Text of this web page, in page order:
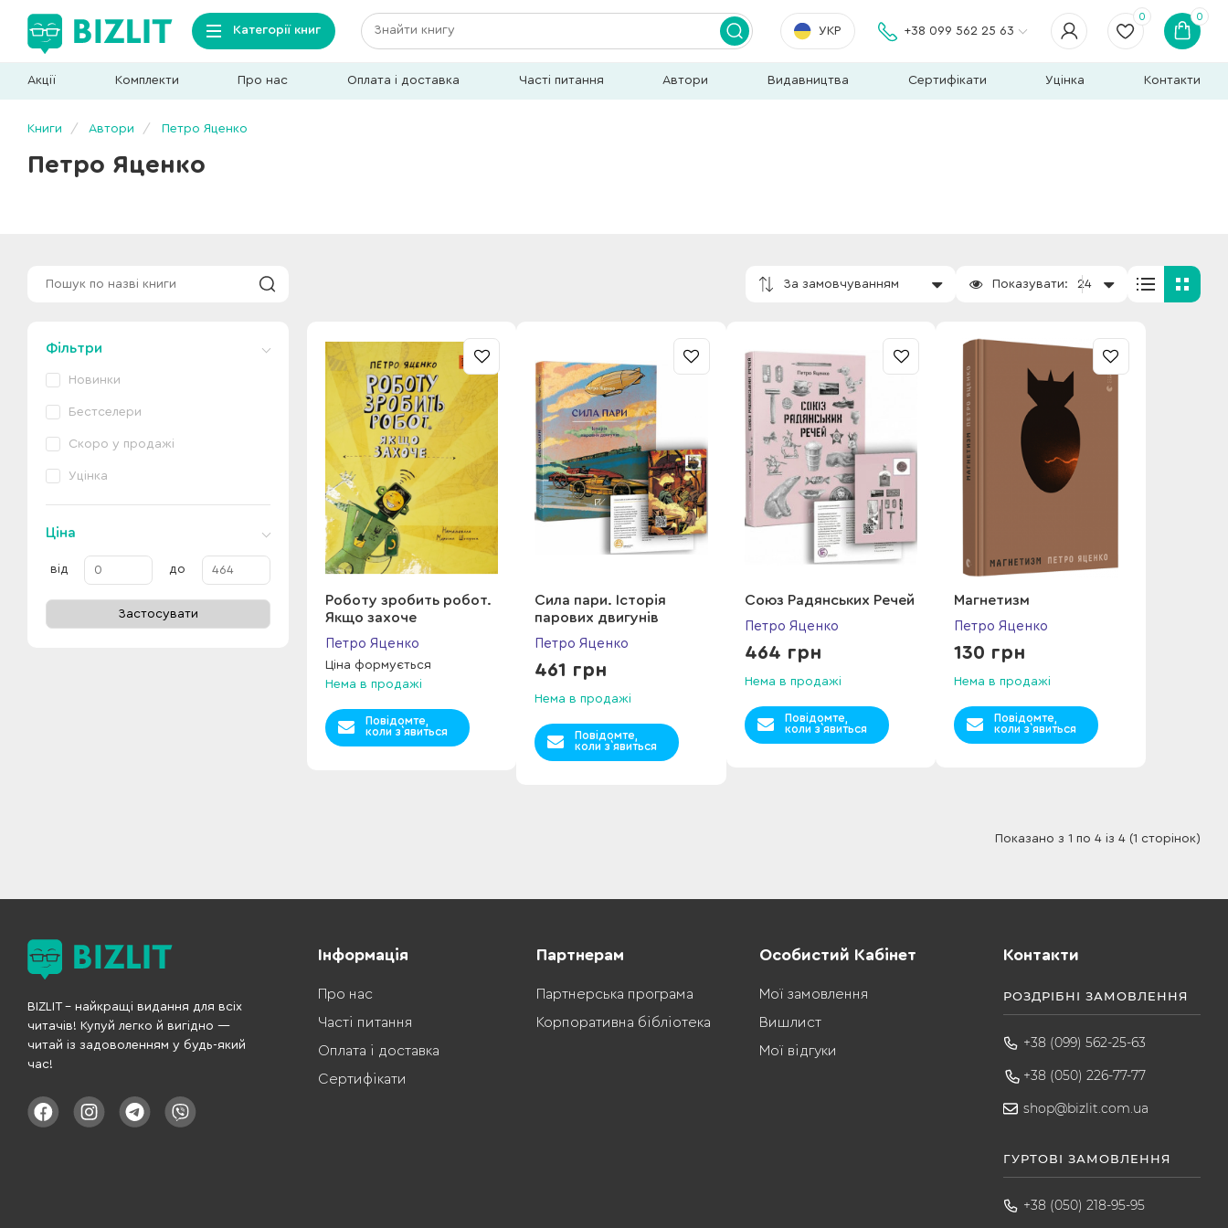
Категорії книг УКР +38 099 562 25 63
0 0
Акції Комплекти Про нас Оплата і доставка Часті питання Автори Видавництва Сертифікати Уцінка Контакти
Книги Автори Петро Яценко
Петро Яценко
За замовчуванням Показувати: 24
Фільтри
Новинки
Бестселери
Скоро у продажі
Уцінка
Ціна
від до
Застосувати
Роботу зробить робот.
Якщо захоче
Петро Яценко
Ціна формується
Нема в продажі
Повідомте,
коли з`явиться
Сила пари. Історія
парових двигунів
Петро Яценко
461 грн
Нема в продажі
Повідомте,
коли з`явиться
Союз Рaдянських Речей
Петро Яценко
464 грн
Нема в продажі
Повідомте,
коли з`явиться
Магнетизм
Петро Яценко
130 грн
Нема в продажі
Повідомте,
коли з`явиться
Показано з 1 по 4 із 4 (1 сторінок)
BIZLIT – найкращі видання для всіх
читачів! Купуй легко й вигідно —
читай із задоволенням у будь-який
час!
Інформація
Про нас
Часті питання
Оплата і доставка
Сертифікати
Партнерам
Партнерська програма
Корпоративна бібліотека
Особистий Кабінет
Мої замовлення
Вишлист
Мої відгуки
Контакти
РОЗДРІБНІ ЗАМОВЛЕННЯ
+38 (099) 562-25-63
+38 (050) 226-77-77
shop@bizlit.com.ua
ГУРТОВІ ЗАМОВЛЕННЯ
+38 (050) 218-95-95